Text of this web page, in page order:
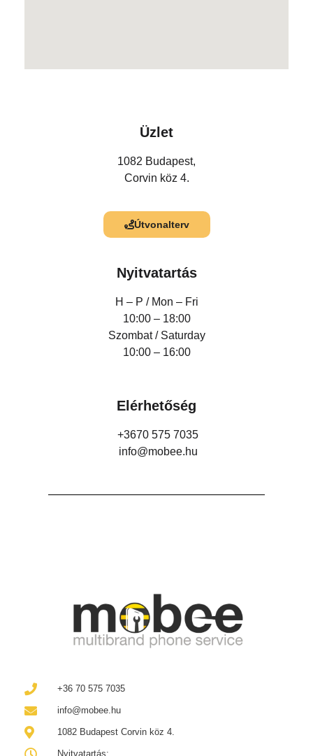
Üzlet
1082 Budapest,
Corvin köz 4.
Útvonalterv
Nyitvatartás
H – P / Mon – Fri
10:00 – 18:00
Szombat / Saturday
10:00 – 16:00
Elérhetőség
+3670 575 7035
info@mobee.hu
+36 70 575 7035
info@mobee.hu
1082 Budapest Corvin köz 4.
Nyitvatartás: